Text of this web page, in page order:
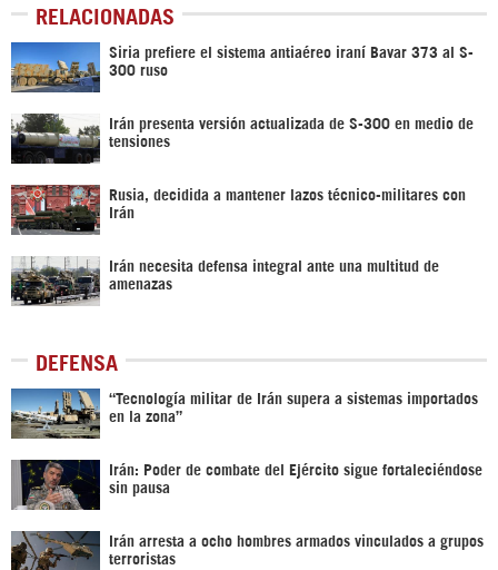
RELACIONADAS
Siria prefiere el sistema antiaéreo iraní Bavar 373 al S-
300 ruso
Irán presenta versión actualizada de S-300 en medio de
tensiones
Rusia, decidida a mantener lazos técnico-militares con
Irán
Irán necesita defensa integral ante una multitud de
amenazas
DEFENSA
“Tecnología militar de Irán supera a sistemas importados
en la zona”
Irán: Poder de combate del Ejército sigue fortaleciéndose
sin pausa
Irán arresta a ocho hombres armados vinculados a grupos
terroristas